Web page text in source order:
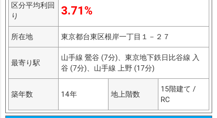
区分平均利回
り
3.71%
所在地 東京都台東区根岸一丁目１－２７
最寄り駅
山手線 鶯谷 (7分)、東京地下鉄日比谷線 入
谷 (7分)、山手線 上野 (17分)
築年数 14年 地上階数
15階建て /
RC